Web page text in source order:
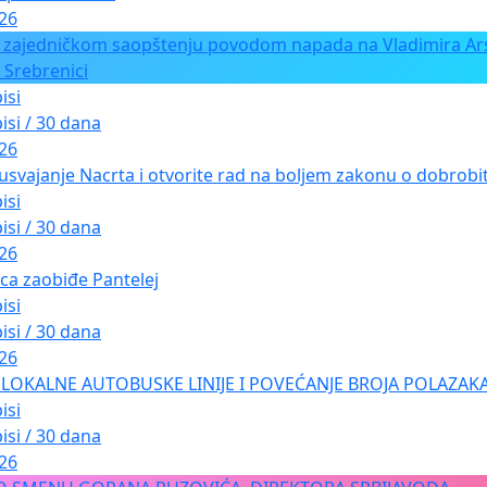
maratonci
Gardoš i Zemun
zajednička akcija
Cetinjsku i Zetsku
brdo
naš parkić
Dorćol
saopštenju povodom napada na Vladimira
/ 30 dana
Nacrta i otvorite rad na boljem zakonu o
/ 30 dana
zaobiđe Pantelej
/ 30 dana
AUTOBUSKE LINIJE I POVEĆANJE BROJA
/ 30 dana